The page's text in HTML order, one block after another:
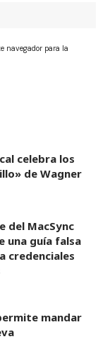
navegador para la
celebra los
de Wagner
del MacSync
una guía falsa
credenciales
mandar